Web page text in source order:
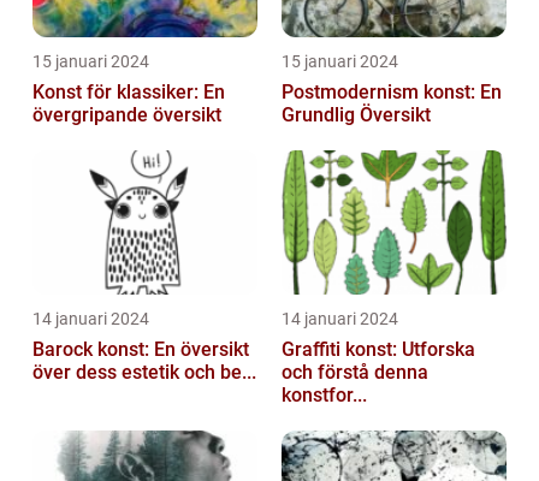
15 januari 2024
Konst för klassiker: En
övergripande översikt
15 januari 2024
Postmodernism konst: En
Grundlig Översikt
14 januari 2024
Barock konst: En översikt
över dess estetik och be...
14 januari 2024
Graffiti konst: Utforska
och förstå denna
konstfor...